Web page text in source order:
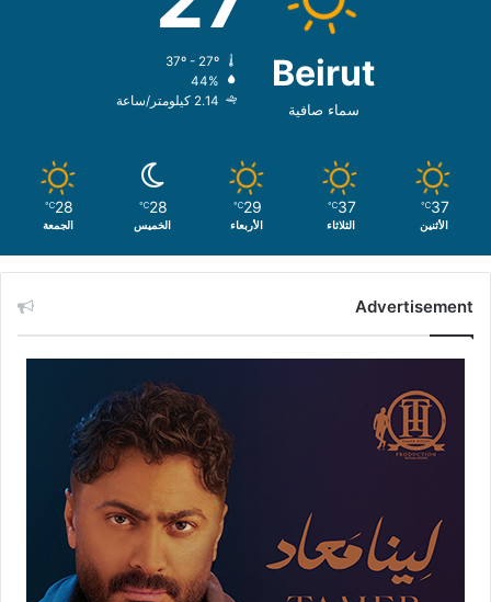
Beirut
سماء صافية
44%
2.14 كيلومتر/ساعة
37
℃
الأثنين
37
℃
الثلاثاء
29
℃
الأربعاء
28
℃
الخميس
28
℃
الجمعة
Advertisement